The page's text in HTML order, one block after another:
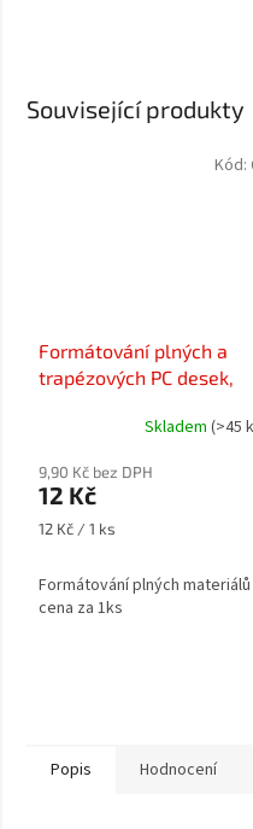
Související produkty
Formátování plných a
trapézových PC desek,
Skladem (>45
9,90 Kč bez DPH
12 Kč
Měrná
12 Kč / 1 ks
Formátování plných
cena za 1ks
Kód:
Popis Hodnocení